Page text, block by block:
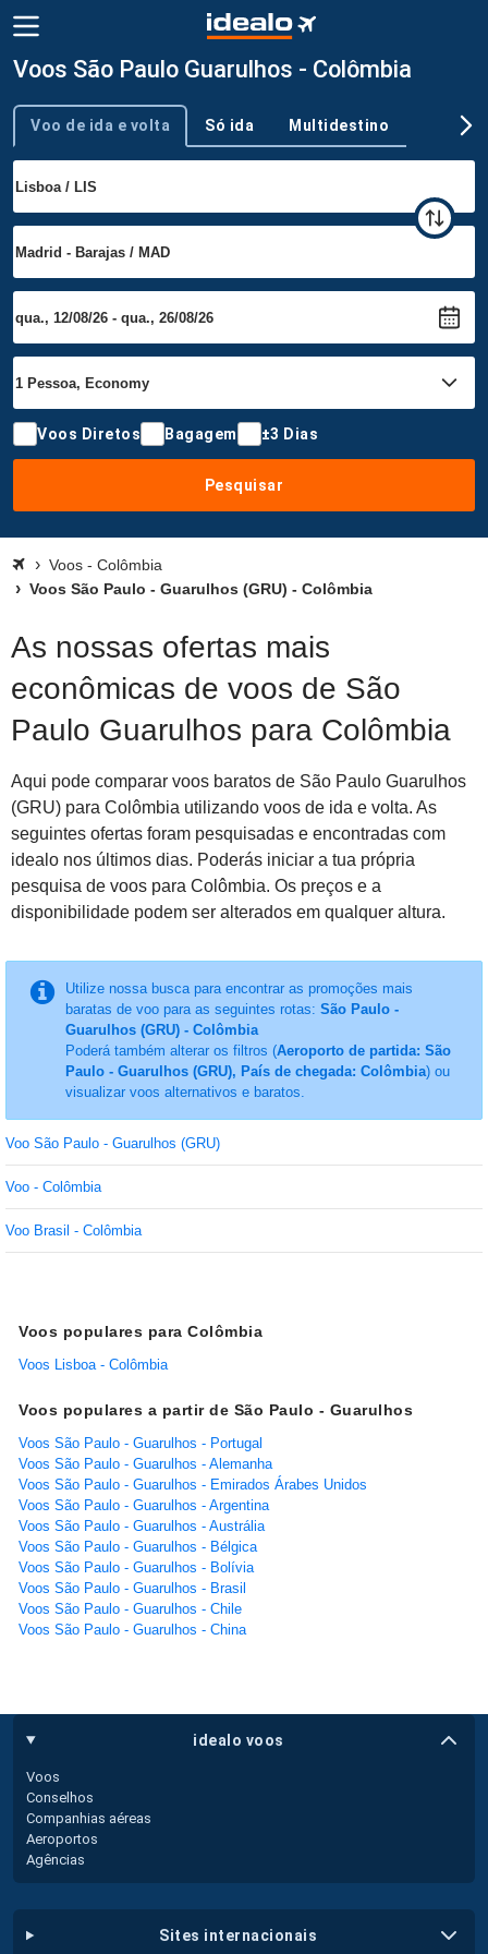
Voos São Paulo Guarulhos - Colômbia
Tipo de viagem
Voo de ida e volta Só ida Multidestino
Voos Diretos Bagagem ±3 Dias
Pesquisar
Voos - Colômbia
Voos São Paulo - Guarulhos (GRU) - Colômbia
As nossas ofertas mais
econômicas de voos de São
Paulo Guarulhos para Colômbia
Aqui pode comparar voos baratos de São Paulo Guarulhos
(GRU) para Colômbia utilizando voos de ida e volta. As
seguintes ofertas foram pesquisadas e encontradas com
idealo nos últimos dias. Poderás iniciar a tua própria
pesquisa de voos para Colômbia. Os preços e a
disponibilidade podem ser alterados em qualquer altura.
Utilize nossa busca para encontrar as promoções mais
baratas de voo para as seguintes rotas: São Paulo -
Guarulhos (GRU) - Colômbia
Poderá também alterar os filtros (Aeroporto de partida: São
Paulo - Guarulhos (GRU), País de chegada: Colômbia) ou
visualizar voos alternativos e baratos.
Voo São Paulo - Guarulhos (GRU)
Voo - Colômbia
Voo Brasil - Colômbia
Voos populares para Colômbia
Voos Lisboa - Colômbia
Voos populares a partir de São Paulo - Guarulhos
Voos São Paulo - Guarulhos - Portugal
Voos São Paulo - Guarulhos - Alemanha
Voos São Paulo - Guarulhos - Emirados Árabes Unidos
Voos São Paulo - Guarulhos - Argentina
Voos São Paulo - Guarulhos - Austrália
Voos São Paulo - Guarulhos - Bélgica
Voos São Paulo - Guarulhos - Bolívia
Voos São Paulo - Guarulhos - Brasil
Voos São Paulo - Guarulhos - Chile
Voos São Paulo - Guarulhos - China
idealo voos
Voos
Conselhos
Companhias aéreas
Aeroportos
Agências
sites internacionais